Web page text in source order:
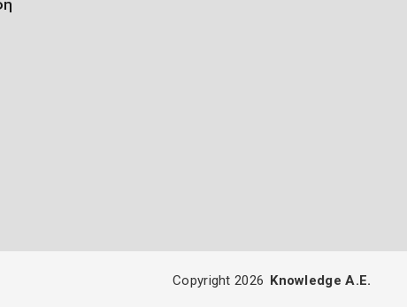
Copyright 2026 Knowledge A.E.